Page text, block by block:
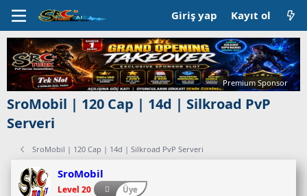
Giriş yap Kayıt ol
Premium Sponsor
SroMobil | 120 Cap | 14d | Silkroad PvP
Serveri
SroMobil | 120 Cap | 14d | Silkroad PvP Serveri
SroMobil
Level 20 Üye